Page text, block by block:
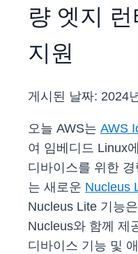
량 엣지
지원
게시된 날짜: 2024
오늘 AWS는 AWS
여 임베디드 Linux
디바이스를 위한
는 새로운 Nucleus
Nucleus Lite 기능
Nucleus와 함께 제
디바이스 기능 및